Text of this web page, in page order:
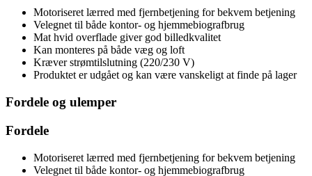
Motoriseret lærred med fjernbetjening for bekvem betjening
Velegnet til både kontor- og hjemmebiografbrug
Mat hvid overflade giver god billedkvalitet
Kan monteres på både væg og loft
Kræver strømtilslutning (220/230 V)
Produktet er udgået og kan være vanskeligt at finde på lager
Fordele og ulemper
Fordele
Motoriseret lærred med fjernbetjening for bekvem betjening
Velegnet til både kontor- og hjemmebiografbrug